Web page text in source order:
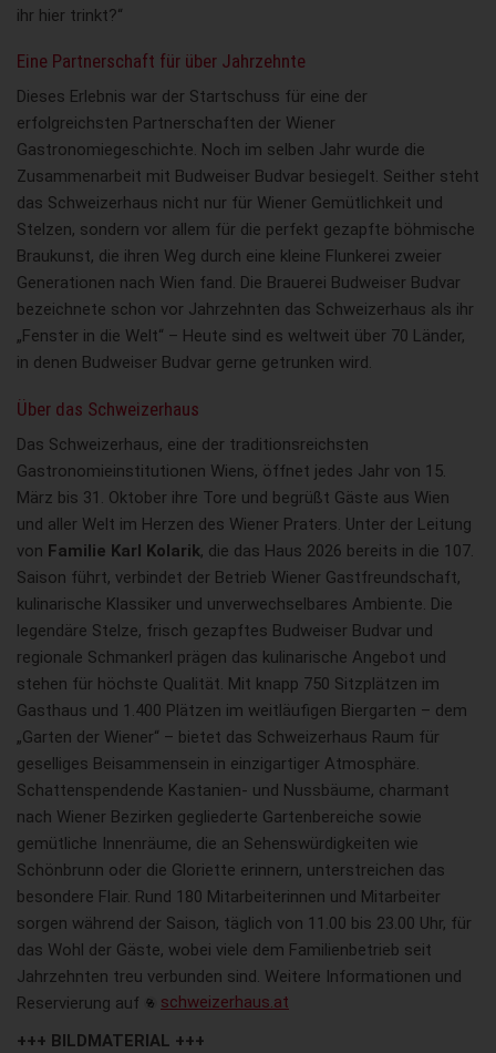
ihr hier trinkt?“
Eine Partnerschaft für über Jahrzehnte
Dieses Erlebnis war der Startschuss für eine der
erfolgreichsten Partnerschaften der Wiener
Gastronomiegeschichte. Noch im selben Jahr wurde die
Zusammenarbeit mit Budweiser Budvar besiegelt. Seither steht
das Schweizerhaus nicht nur für Wiener Gemütlichkeit und
Stelzen, sondern vor allem für die perfekt gezapfte böhmische
Braukunst, die ihren Weg durch eine kleine Flunkerei zweier
Generationen nach Wien fand. Die Brauerei Budweiser Budvar
bezeichnete schon vor Jahrzehnten das Schweizerhaus als ihr
„Fenster in die Welt“ – Heute sind es weltweit über 70 Länder,
in denen Budweiser Budvar gerne getrunken wird.
Über das Schweizerhaus
Das Schweizerhaus, eine der traditionsreichsten
Gastronomieinstitutionen Wiens, öffnet jedes Jahr von 15.
März bis 31. Oktober ihre Tore und begrüßt Gäste aus Wien
und aller Welt im Herzen des Wiener Praters. Unter der Leitung
von Familie Karl Kolarik, die das Haus 2026 bereits in die 107.
Saison führt, verbindet der Betrieb Wiener Gastfreundschaft,
kulinarische Klassiker und unverwechselbares Ambiente. Die
legendäre Stelze, frisch gezapftes Budweiser Budvar und
regionale Schmankerl prägen das kulinarische Angebot und
stehen für höchste Qualität. Mit knapp 750 Sitzplätzen im
Gasthaus und 1.400 Plätzen im weitläufigen Biergarten – dem
„Garten der Wiener“ – bietet das Schweizerhaus Raum für
geselliges Beisammensein in einzigartiger Atmosphäre.
Schattenspendende Kastanien- und Nussbäume, charmant
nach Wiener Bezirken gegliederte Gartenbereiche sowie
gemütliche Innenräume, die an Sehenswürdigkeiten wie
Schönbrunn oder die Gloriette erinnern, unterstreichen das
besondere Flair. Rund 180 Mitarbeiterinnen und Mitarbeiter
sorgen während der Saison, täglich von 11.00 bis 23.00 Uhr, für
das Wohl der Gäste, wobei viele dem Familienbetrieb seit
Jahrzehnten treu verbunden sind. Weitere Informationen und
Reservierung auf
schweizerhaus.at
+++ BILDMATERIAL +++